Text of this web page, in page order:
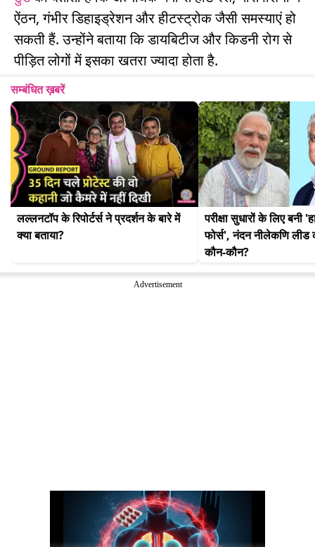
ऐंठन, गंभीर डिहाइड्रेशन और हीटस्ट्रोक जैसी समस्याएं हो
सकती हैं. उन्होंने बताया कि डायबिटीज और किडनी रोग से
पीड़ित लोगों में इसका खतरा ज्यादा होता है.
सम्बंधित ख़बरें
लल्लनटॉप के रिपोर्टर्स ने प्रदर्शन के बारे में
क्या बताया?
परीक्षा सुधारों के लिए बनी
फोर्स', नंदन नीलेकणि
कौन-कौन?
Advertisement